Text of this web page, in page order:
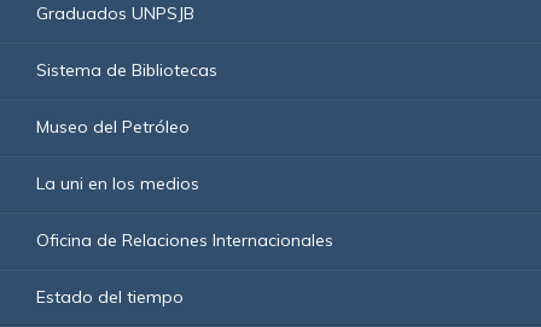
Graduados UNPSJB
Sistema de Bibliotecas
Museo del Petróleo
La uni en los medios
Oficina de Relaciones Internacionales
Estado del tiempo